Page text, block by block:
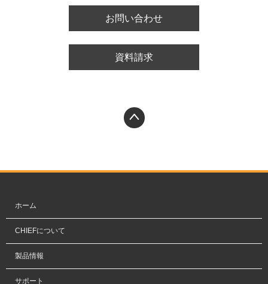
お問い合わせ
資料請求
ホーム
CHIEFについて
製品情報
サポート